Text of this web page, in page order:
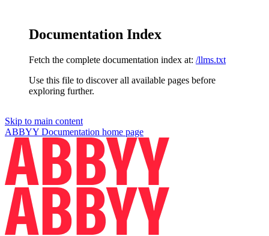
Documentation Index
Fetch the complete documentation index at: /llms.txt
Use this file to discover all available pages before
exploring further.
Skip to main content
ABBYY Documentation home page